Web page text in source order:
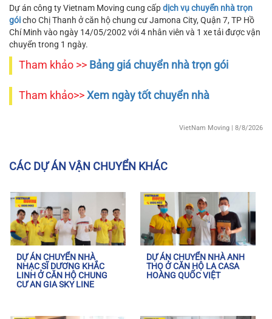
Dự án công ty Vietnam Moving cung cấpdịch vụ chuyển nhà trọn
góicho Chị Thanh ở căn hộ chung cư Jamona City, Quận 7, TP Hồ
Chí Minh vào ngày 14/05/2002 với 4 nhân viên và 1 xe tải được vận
chuyển trong 1 ngày.
Tham khảo >> Bảng giá chuyển nhà trọn gói
Tham khảo>> Xem ngày tốt chuyển nhà
VietNam Moving | 8/8/2026
CÁC DỰ ÁN VẬN CHUYỂN KHÁC
DỰ ÁN CHUYỂN NHÀ
NHẠC SĨ DƯƠNG KHẮC
LINH Ở CĂN HỘ CHUNG
CƯ AN GIA SKY LINE
DỰ ÁN CHUYỂN NHÀ ANH
THỌ Ở CĂN HỘ LA CASA
HOÀNG QUỐC VIỆT